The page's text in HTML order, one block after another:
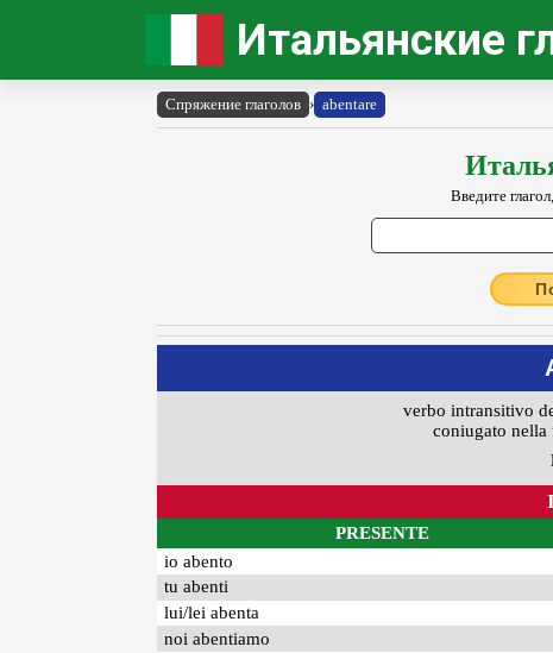
Итальянские
Спряжение глаголов › abentare
Введите
verbo intransitivo
coniugato nella
PRESENTE
io abento
tu abenti
lui/lei abenta
noi abentiamo